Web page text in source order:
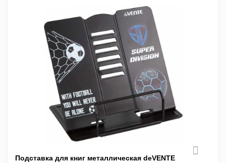
Подставка для книг металлическая deVENTE